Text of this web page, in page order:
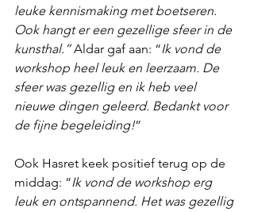
leuke kennismaking met boetseren.
Ook hangt er een gezellige sfeer in de
kunsthal.” Aldar gaf aan: “Ik vond de
workshop heel leuk en leerzaam. De
sfeer was gezellig en ik heb veel
nieuwe dingen geleerd. Bedankt voor
de fijne begeleiding!”
Ook Hasret keek positief terug op de
middag: “Ik vond de workshop erg
leuk en ontspannend. Het was gezellig